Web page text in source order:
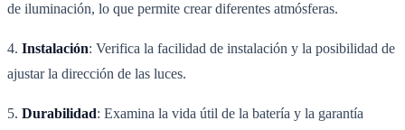
de iluminación, lo que permite crear diferentes atmósferas.
4. Instalación: Verifica la facilidad de instalación y la posibilidad de
ajustar la dirección de las luces.
5. Durabilidad: Examina la vida útil de la batería y la garantía